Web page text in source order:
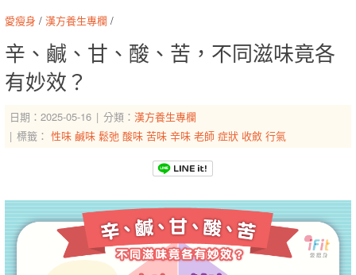
愛瘦身 / 漢方養生專欄 /
辛、鹹、甘、酸、苦，不同滋味竟各
有妙效？
日期：2025-05-16 分類： 漢方養生專欄
標籤： 性味 鹹味 鬆弛 酸味 苦味 辛味 老師 症狀 收斂 行氣